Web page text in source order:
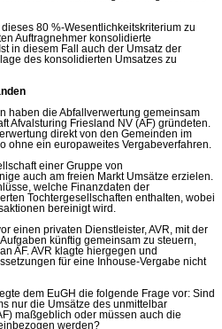
80 %-Wesentlichkeitskriterium zu
Auftragnehmer konsolidierte
in diesem Fall auch der Umsatz der
des konsolidierten Umsatzes zu
haben die Abfallverwertung gemeinsam
Afvalsturing Friesland NV (AF) gründeten.
direkt von den Gemeinden im
ohne ein europaweites Vergabeverfahren.
einer Gruppe von
auch am freien Markt Umsätze erzielen.
welche Finanzdaten der
Tochtergesellschaften enthalten, wobei
bereinigt wird.
einen privaten Dienstleister, AVR, mit der
künftig gemeinsam zu steuern,
AF. AVR klagte hiergegen und
für eine Inhouse-Vergabe nicht
dem EuGH die folgende Frage vor: Sind
nur die Umsätze des unmittelbar
maßgeblich oder müssen auch die
werden?